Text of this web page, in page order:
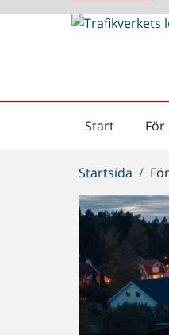
Start
Startsida
Du
är
här:
Startsida